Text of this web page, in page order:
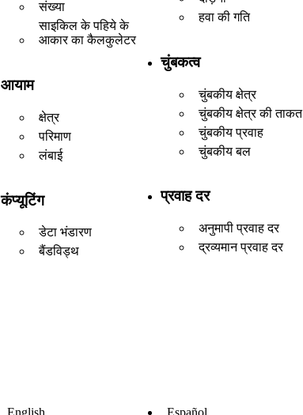
संख्या
साइकिल के पहिये के
आकार का कैलकुलेटर
आयाम
क्षेत्र
परिमाण
लंबाई
कंप्यूटिंग
डेटा भंडारण
बैंडविड्थ
हवा की गति
चुंबकत्व
चुंबकीय क्षेत्र
चुंबकीय क्षेत्र की ताकत
चुंबकीय प्रवाह
चुंबकीय बल
प्रवाह दर
अनुमापी प्रवाह दर
द्रव्यमान प्रवाह दर
English Español